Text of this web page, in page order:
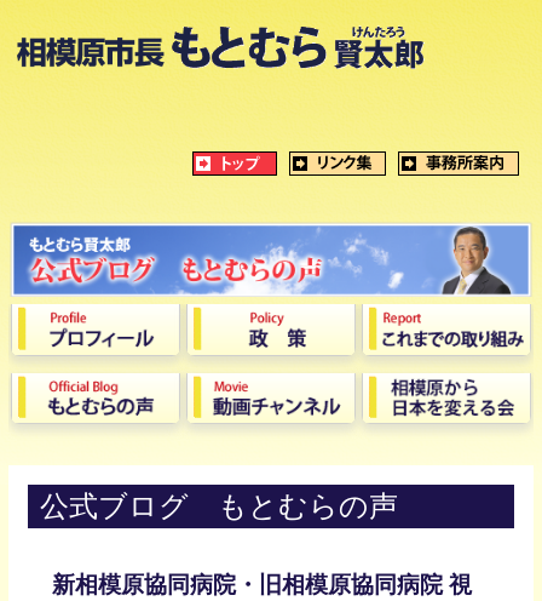
公式ブログ もとむらの声
新相模原協同病院・旧相模原協同病院 視